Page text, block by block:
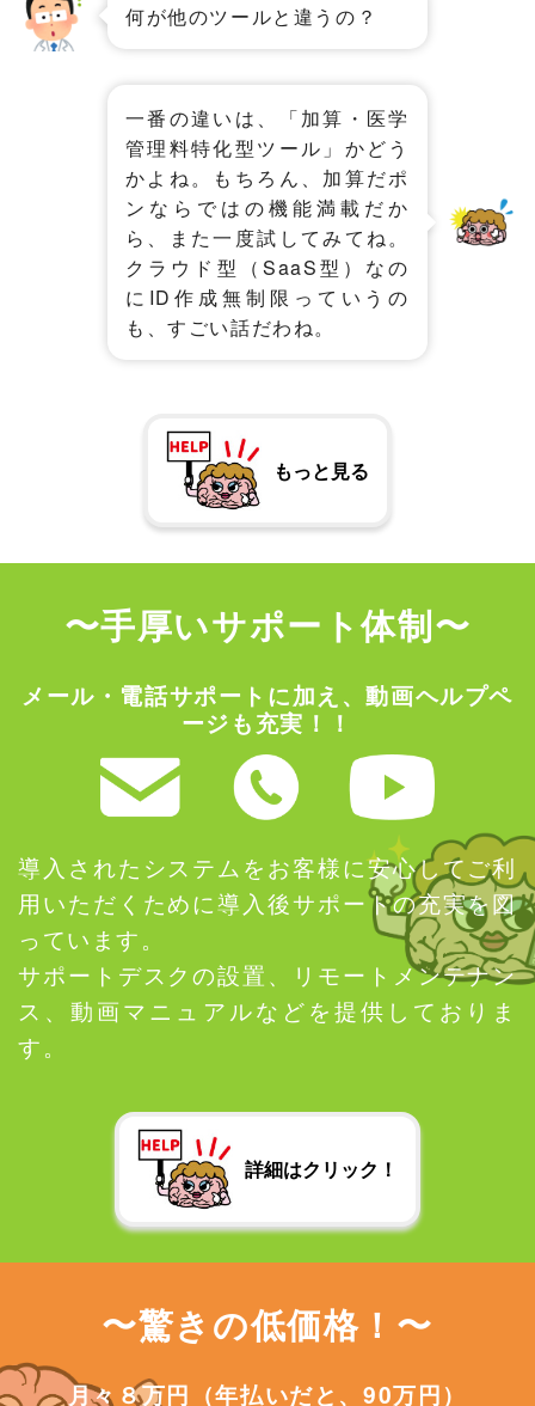
何が他のツールと違うの？
一番の違いは、「加算・医学
管理料特化型ツール」かどう
かよね。もちろん、加算だポ
ンならではの機能満載だか
ら、また一度試してみてね。
クラウド型（SaaS型）なの
にID作成無制限っていうの
も、すごい話だわね。
〜手厚いサポート体制〜
メール・電話サポートに加え、動画ヘルプペ
ージも充実！！
導入されたシステムをお客様に安心してご利
用いただくために導入後サポートの充実を図
っています。
サポートデスクの設置、リモートメンテナン
ス、動画マニュアルなどを提供しておりま
す。
〜驚きの低価格！〜
月々８万円（年払いだと、90万円）